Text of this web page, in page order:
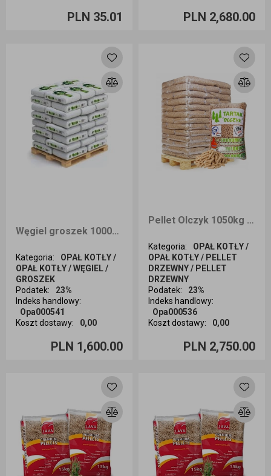
PLN 35.01 PLN 2,680.00
Węgiel groszek 1000kg ZENMAR dostawa Śląsk
Kategoria:
OPAŁ KOTŁY /
OPAŁ KOTŁY / WĘGIEL /
GROSZEK
Podatek:
23%
Indeks handlowy:
Opa000541
Koszt dostawy: 0,00
PLN 1,600.00
Ilość sztuk
Pellet Olczyk 1050kg dostawa cała Polska
Kategoria:
OPAŁ KOTŁY /
OPAŁ KOTŁY / PELLET
DRZEWNY / PELLET
DRZEWNY
Podatek:
23%
Indeks handlowy:
Opa000536
Koszt dostawy: 0,00
PLN 2,750.00
Ilość sztuk